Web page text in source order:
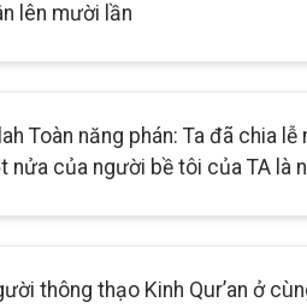
lên mười lần
Toàn năng phán: Ta đã chia
nửa của người bề tôi của TA là
thông thạo Kinh Qur’an ở